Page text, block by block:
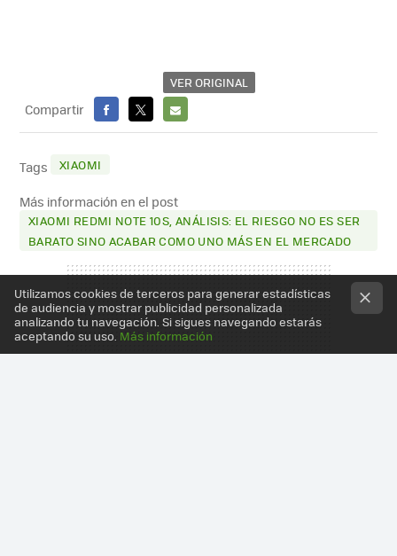
VER ORIGINAL
Compartir
FACEBOOK
X
E-
Tags XIAOMI
Más información en el post
XIAOMI REDMI NOTE 10S, ANÁLISIS: EL RIESGO NO ES SER
BARATO SINO ACABAR COMO UNO MÁS EN EL MERCADO
Utilizamos cookies de terceros para generar estadísticas
de audiencia y mostrar publicidad personalizada
analizando tu navegación. Si sigues navegando estarás
aceptando su uso. Más información